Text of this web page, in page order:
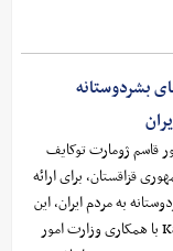
بشردوستانه
قاسم ژومارت توکایف
قزاقستان، برای ارائه
به مردم ایران، این
کمک‌ها توسط آژانس توسعه بین‌المللی قزاقستان KazAID با همکاری وزارت امور